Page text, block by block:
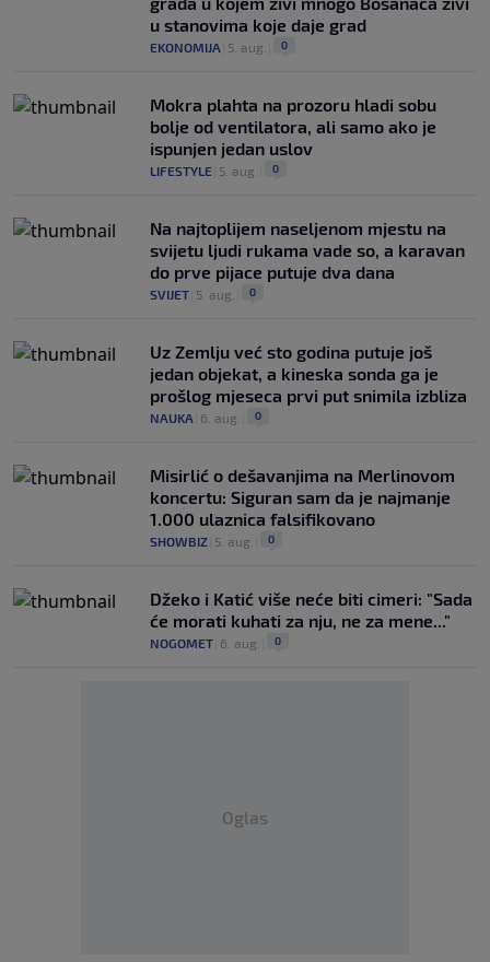
u stanovima koje daje grad
EKONOMIJA 5. aug. 0
Mokra plahta na prozoru hladi sobu
bolje od ventilatora, ali samo ako je
ispunjen jedan uslov
LIFESTYLE 5. aug. 0
Na najtoplijem naseljenom mjestu na
svijetu ljudi rukama vade so, a karavan
do prve pijace putuje dva dana
SVIJET 5. aug. 0
Uz Zemlju već sto godina putuje još
jedan objekat, a kineska sonda ga je
prošlog mjeseca prvi put snimila izbliza
NAUKA 6. aug. 0
Misirlić o dešavanjima na Merlinovom
koncertu: Siguran sam da je najmanje
1.000 ulaznica falsifikovano
SHOWBIZ 5. aug. 0
Džeko i Katić više neće biti cimeri: "Sada
će morati kuhati za nju, ne za mene..."
NOGOMET 6. aug. 0
Oglas